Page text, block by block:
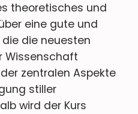
theoretisches und
eine gute und
die neuesten
Wissenschaft
zentralen Aspekte
stiller
wird der Kurs